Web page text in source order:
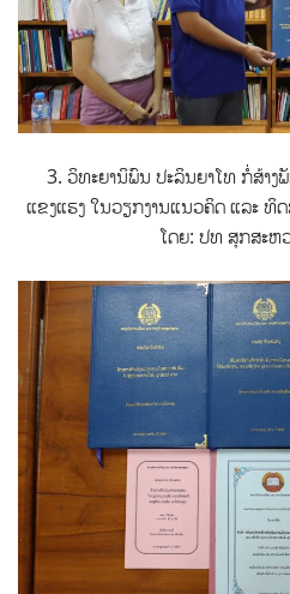
3. ວິທະຍານິພົນ ປະລິນຍາໂທ ກໍ່ສ້າ
ແຂງແຮງ ໃນວຽກງານແນວຄິດ ແລະ ທິ
ໂດຍ: ປທ ສຸກສະຫ